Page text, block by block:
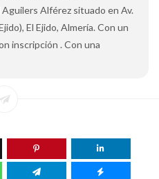
Alférez situado en Av.
El Ejido, Almería. Con un
inscripción . Con una